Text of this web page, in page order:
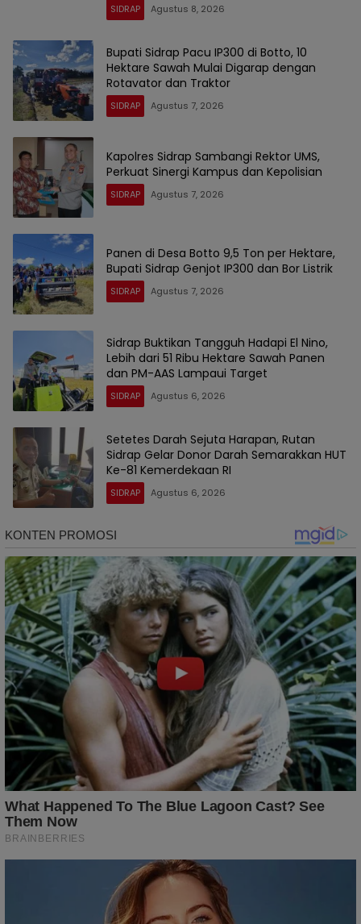
SIDRAP Agustus 8, 2026
Bupati Sidrap Pacu IP300 di Botto, 10
Hektare Sawah Mulai Digarap dengan
Rotavator dan Traktor
SIDRAP Agustus 7, 2026
Kapolres Sidrap Sambangi Rektor UMS,
Perkuat Sinergi Kampus dan Kepolisian
SIDRAP Agustus 7, 2026
Panen di Desa Botto 9,5 Ton per Hektare,
Bupati Sidrap Genjot IP300 dan Bor Listrik
SIDRAP Agustus 7, 2026
Sidrap Buktikan Tangguh Hadapi El Nino,
Lebih dari 51 Ribu Hektare Sawah Panen
dan PM-AAS Lampaui Target
SIDRAP Agustus 6, 2026
Setetes Darah Sejuta Harapan, Rutan
Sidrap Gelar Donor Darah Semarakkan HUT
Ke-81 Kemerdekaan RI
SIDRAP Agustus 6, 2026